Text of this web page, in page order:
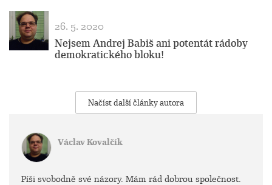
26. 5. 2020
Nejsem Andrej Babiš ani potentát rádoby
demokratického bloku!
Načíst další články autora
Václav Kovalčík
Píši svobodně své názory. Mám rád dobrou společnost.